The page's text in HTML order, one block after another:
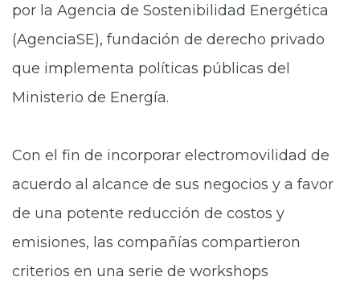
por la Agencia de Sostenibilidad Energética
(AgenciaSE), fundación de derecho privado
que implementa políticas públicas del
Ministerio de Energía.
Con el fin de incorporar electromovilidad de
acuerdo al alcance de sus negocios y a favor
de una potente reducción de costos y
emisiones, las compañías compartieron
criterios en una serie de workshops